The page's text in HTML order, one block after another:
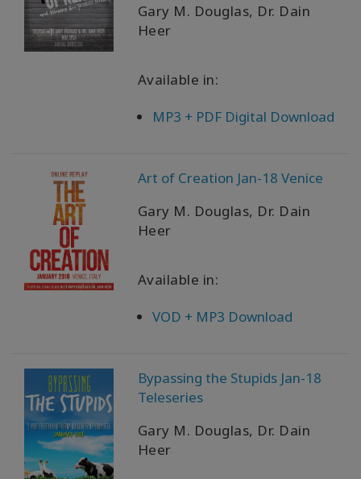
Gary M. Douglas, Dr. Dain
Heer
Available in:
MP3 + PDF Digital Download
Art of Creation Jan-18 Venice
Gary M. Douglas, Dr. Dain
Heer
Available in:
VOD + MP3 Download
Bypassing the Stupids Jan-18
Teleseries
Gary M. Douglas, Dr. Dain
Heer